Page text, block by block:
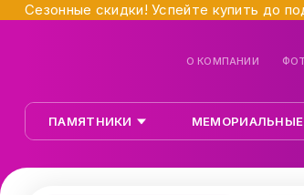
Сезонные скидки! Успейте купить до
О КОМПАНИИ
ПАМЯТНИКИ